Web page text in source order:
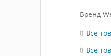
Бренд
Все
Все